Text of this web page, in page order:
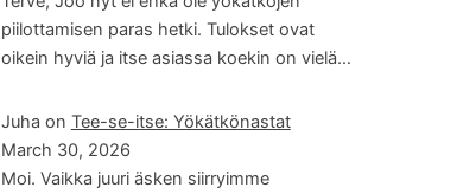
piilottamisen paras hetki. Tulokset ovat
oikein hyviä ja itse asiassa koekin on vielä…
Juha on Tee-se-itse: Yökätkönastat
March 30, 2026
Moi. Vaikka juuri äsken siirryimme